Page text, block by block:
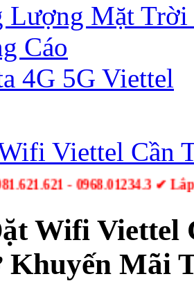
Lượng Mặt
Cáo
4G 5G Viettel
Viettel Cần
- 0968.01234.3 ✔
Wifi Viettel
Khuyến Mãi